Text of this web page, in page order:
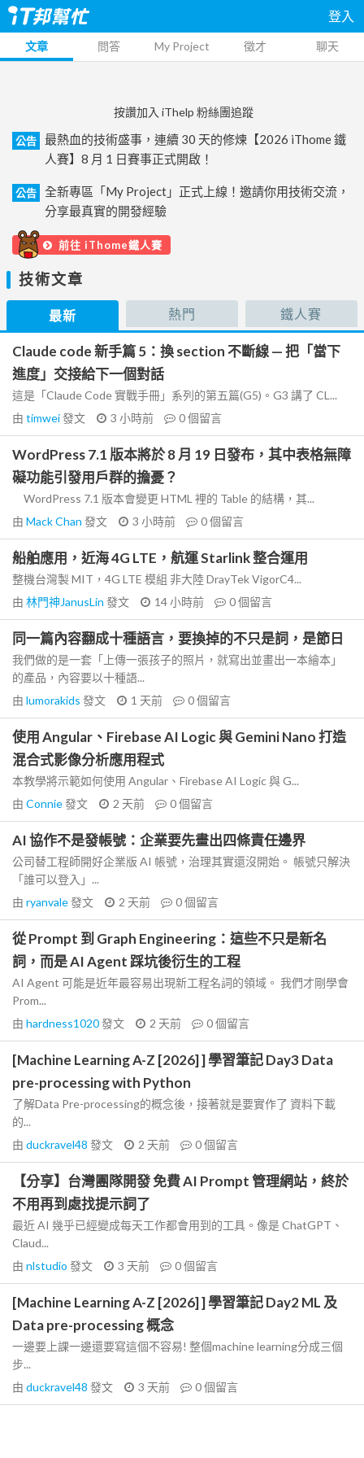
登入
文章 問答 My Project 徵才 聊天
按讚加入 iThelp 粉絲團追蹤
公告
最熱血的技術盛事，連續 30 天的修煉【2026 iThome 鐵
人賽】8 月 1 日賽事正式開啟！
公告
全新專區「My Project」正式上線！邀請你用技術交流，
分享最真實的開發經驗
前往 iThome鐵人賽
技術文章
最新 熱門 鐵人賽
Claude code 新手篇 5：換 section 不斷線 — 把「當下
進度」交接給下一個對話
這是「Claude Code 實戰手冊」系列的第五篇(G5)。G3 講了 CL...
由 timwei發文 3 小時前 0個留言
WordPress 7.1 版本將於 8 月 19 日發布，其中表格無障
礙功能引發用戶群的擔憂？
WordPress 7.1 版本會變更 HTML 裡的 Table 的結構，其...
由 Mack Chan 發文 3 小時前 0個留言
船舶應用，近海 4G LTE，航運 Starlink 整合運用
整機台灣製 MIT，4G LTE 模組 非大陸 DrayTek VigorC4...
由 林門神JanusLin 發文 14 小時前 0個留言
同一篇內容翻成十種語言，要換掉的不只是詞，是節日
我們做的是一套「上傳一張孩子的照片，就寫出並畫出一本繪本」
的產品，內容要以十種語...
由 lumorakids 發文 1 天前 0個留言
使用 Angular、Firebase AI Logic 與 Gemini Nano 打造
混合式影像分析應用程式
本教學將示範如何使用 Angular、Firebase AI Logic 與 G...
由 Connie發文 2 天前 0個留言
AI 協作不是發帳號：企業要先畫出四條責任邊界
公司替工程師開好企業版 AI 帳號，治理其實還沒開始。 帳號只解決
「誰可以登入」...
由 ryanvale發文 2 天前 0個留言
從 Prompt 到 Graph Engineering：這些不只是新名
詞，而是 AI Agent 踩坑後衍生的工程
AI Agent 可能是近年最容易出現新工程名詞的領域。 我們才剛學會
Prom...
由 hardness1020發文 2 天前 0個留言
[Machine Learning A-Z [2026] ] 學習筆記 Day3 Data
pre-processing with Python
了解Data Pre-processing的概念後，接著就是要實作了 資料下載
的...
由 duckravel48 發文 2 天前 0個留言
【分享】台灣團隊開發 免費 AI Prompt 管理網站，終於
不用再到處找提示詞了
最近 AI 幾乎已經變成每天工作都會用到的工具。像是 ChatGPT、
Claud...
由 nlstudio 發文 3 天前 0個留言
[Machine Learning A-Z [2026] ] 學習筆記 Day2 ML 及
Data pre-processing 概念
一邊要上課一邊還要寫這個不容易! 整個machine learning分成三個
步...
由 duckravel48 發文 3 天前 0個留言